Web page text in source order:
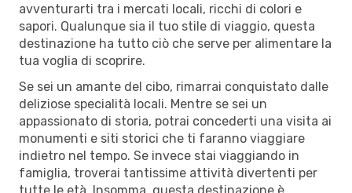
avventurarti tra i mercati locali, ricchi di colori e
sapori. Qualunque sia il tuo stile di viaggio, questa
destinazione ha tutto ciò che serve per alimentare la
tua voglia di scoprire.
Se sei un amante del cibo, rimarrai conquistato dalle
deliziose specialità locali. Mentre se sei un
appassionato di storia, potrai concederti una visita ai
monumenti e siti storici che ti faranno viaggiare
indietro nel tempo. Se invece stai viaggiando in
famiglia, troverai tantissime attività divertenti per